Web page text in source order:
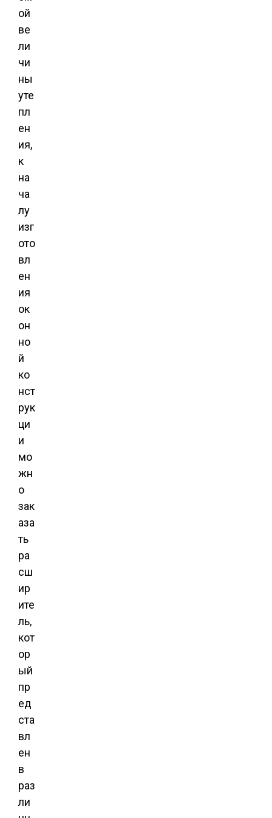
ой
ве
ли
чи
ны
уте
пл
ен
ия,
к
на
ча
лу
изг
ото
вл
ен
ия
ок
он
но
й
ко
нст
рук
ци
и
мо
жн
о
зак
аза
ть
ра
сш
ир
ите
ль,
кот
ор
ый
пр
ед
ста
вл
ен
в
раз
ли